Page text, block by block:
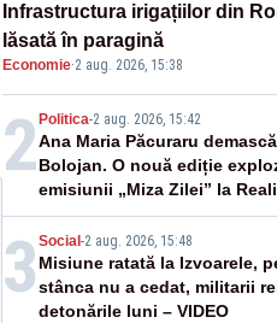
Infrastructura irigațiilor din
lăsată în paragină
Economie·2 aug. 2026, 15:38
2 Politica-2 aug. 2026, 15:42
Ana Maria Păcuraru
Bolojan. O nouă ediție
emisiunii „Miza Zilei” la
PLUS
3 Social -2 aug. 2026, 15:48
Misiune ratată la Izvoarele,
stânca nu a cedat, militarii
detonările luni – VIDEO